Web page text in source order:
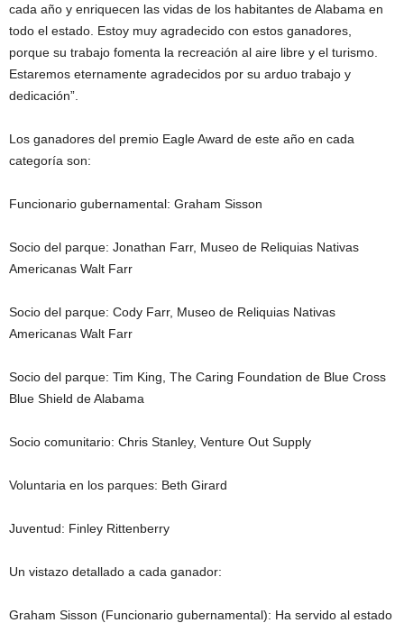
cada año y enriquecen las vidas de los habitantes de Alabama en
todo el estado. Estoy muy agradecido con estos ganadores,
porque su trabajo fomenta la recreación al aire libre y el turismo.
Estaremos eternamente agradecidos por su arduo trabajo y
dedicación”.
Los ganadores del premio Eagle Award de este año en cada
categoría son:
Funcionario gubernamental: Graham Sisson
Socio del parque: Jonathan Farr, Museo de Reliquias Nativas
Americanas Walt Farr
Socio del parque: Cody Farr, Museo de Reliquias Nativas
Americanas Walt Farr
Socio del parque: Tim King, The Caring Foundation de Blue Cross
Blue Shield de Alabama
Socio comunitario: Chris Stanley, Venture Out Supply
Voluntaria en los parques: Beth Girard
Juventud: Finley Rittenberry
Un vistazo detallado a cada ganador:
Graham Sisson (Funcionario gubernamental): Ha servido al estado